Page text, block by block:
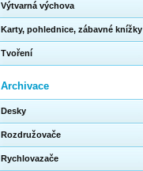
Výtvarná výchova
Karty, pohlednice, zábavné knížky
Tvoření
Archivace
Desky
Rozdružovače
Rychlovazače